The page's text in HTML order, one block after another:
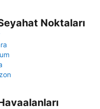
Noktaları